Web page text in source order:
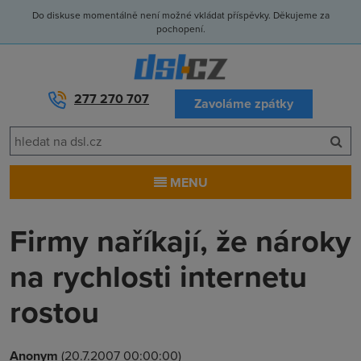
Do diskuse momentálně není možné vkládat příspěvky. Děkujeme za
pochopení.
277 270 707 Zavoláme zpátky
MENU
Firmy naříkají, že nároky
na rychlosti internetu
rostou
Anonym (20.7.2007 00:00:00)